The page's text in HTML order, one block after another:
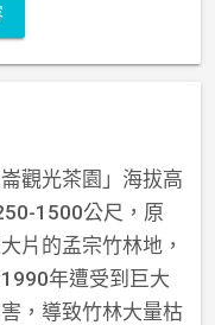
崙觀光茶園」海拔高
1500公尺，原
片的孟宗竹林地，
年遭受到巨大
，導致竹林大量枯